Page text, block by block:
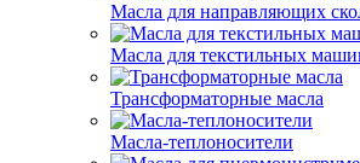
Масла для направляющих
Масла для текстильных
Трансформаторные масла
Масла-теплоносители